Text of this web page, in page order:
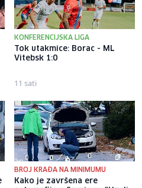
KONFERENCIJSKA LIGA
Tok utakmice: Borac - ML
Vitebsk 1:0
11 sati
BROJ KRAĐA NA MINIMUMU
Kako je završena ere